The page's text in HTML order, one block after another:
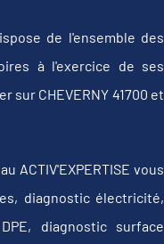
de l'ensemble des
à l'exercice de ses
CHEVERNY 41700 et
ACTIV'EXPERTISE vous
diagnostic électricité,
diagnostic surface